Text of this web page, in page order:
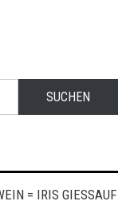
= IRIS GIESSAUF